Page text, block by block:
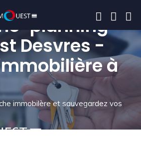
planning -
Desvres -
à
immobilère et sauvegardez vos